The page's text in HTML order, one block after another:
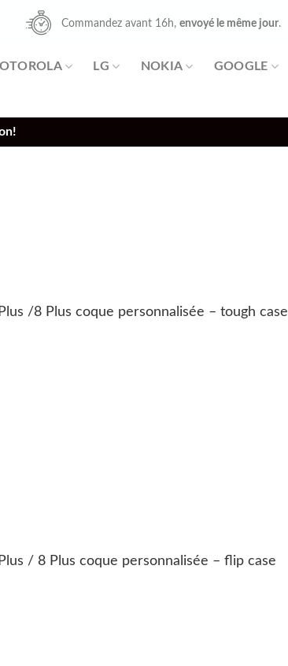
Commandez avant 16h, envoyé le même jour.
LG NOKIA GOOGLE
/8 Plus coque personnalisée – tough case
/ 8 Plus coque personnalisée – flip case